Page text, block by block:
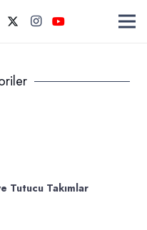
Tutucu Takımlar